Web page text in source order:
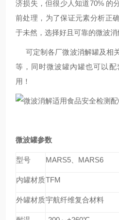
济损失，但很少人知道70% 的
前处理，为了保证元素分析正
于未然，选择好且可靠的微波消
可定制各厂微波消解罐及相
等，同时微波罐內罐也可以
用！
微波罐参数
型号 MARS5、MARS6
内罐材质TFM
外罐材质宇航纤维复合材料